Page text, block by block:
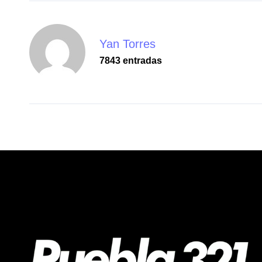
Yan Torres
7843 entradas